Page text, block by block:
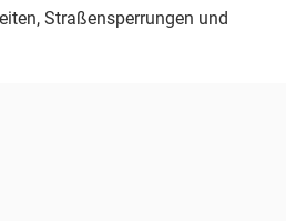
Straßensperrungen und